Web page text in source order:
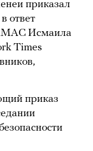
приказал
ответ
Исмаила
Times
приказ